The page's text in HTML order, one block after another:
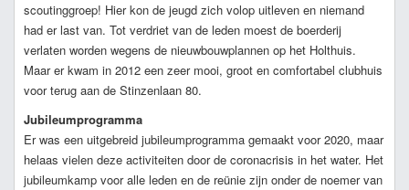
scoutinggroep! Hier kon de jeugd zich volop uitleven en niemand
had er last van. Tot verdriet van de leden moest de boerderij
verlaten worden wegens de nieuwbouwplannen op het Holthuis.
Maar er kwam in 2012 een zeer mooi, groot en comfortabel clubhuis
voor terug aan de Stinzenlaan 80.
Jubileumprogramma
Er was een uitgebreid jubileumprogramma gemaakt voor 2020, maar
helaas vielen deze activiteiten door de coronacrisis in het water. Het
jubileumkamp voor alle leden en de reünie zijn onder de noemer van